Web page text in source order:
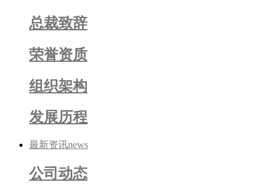
总裁致辞
荣誉资质
组织架构
发展历程
最新资讯news
公司动态